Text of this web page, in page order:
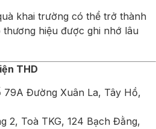
khai trường có thể trở thành
hiệu được ghi nhớ lâu
THD
79A Đường Xuân La, Tây Hồ,
2, Toà TKG, 124 Bạch Đằng,